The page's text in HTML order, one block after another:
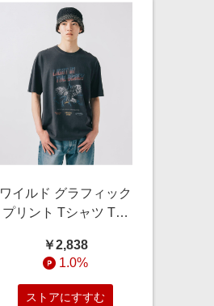
ワイルド グラフィック
プリント Tシャツ Tシ
BLACK/eagle S
￥2,838
1.0%
ストアにすすむ